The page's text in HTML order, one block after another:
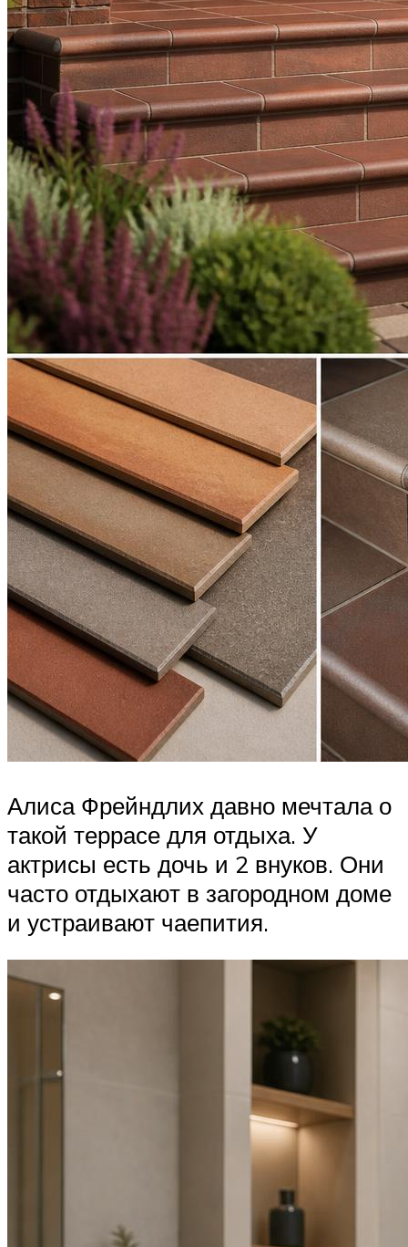
Алиса Фрейндлих давно мечтала о
такой террасе для отдыха. У
актрисы есть дочь и 2 внуков. Они
часто отдыхают в загородном доме
и устраивают чаепития.